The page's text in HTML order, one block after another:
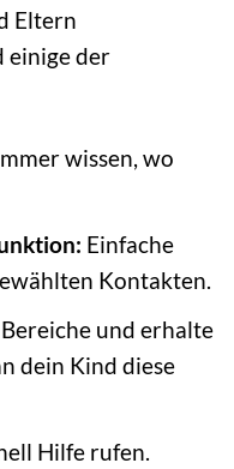
Eltern
einige der
wissen, wo
Einfache
Kontakten.
und erhalte
dein Kind diese
Hilfe rufen.